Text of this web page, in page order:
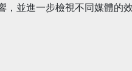
並進一步檢視不同媒體的效